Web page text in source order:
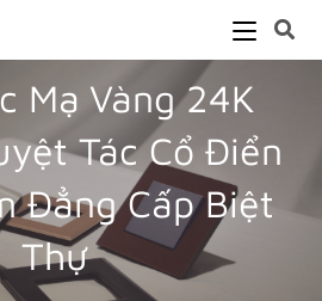
Mạ Vàng 24K
Tác Cổ Điển
Đẳng Cấp Biệt
Thự